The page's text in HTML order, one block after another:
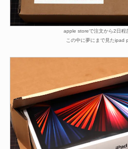
apple storeで注文から2日程
この中に夢にまで見たipad